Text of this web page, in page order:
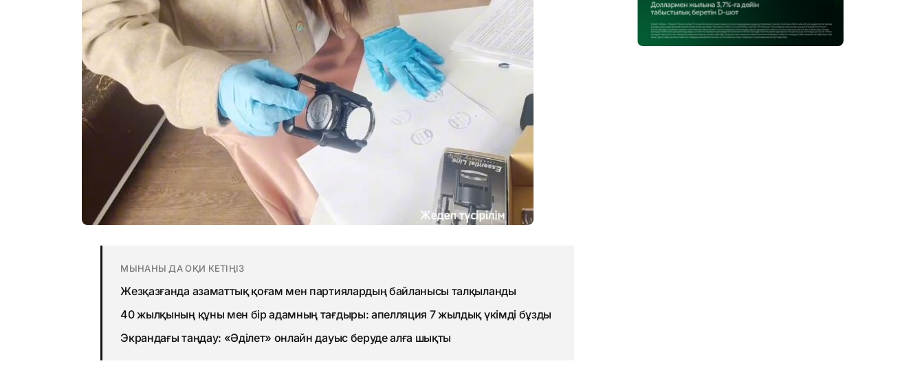
МЫНАНЫ ДА ОҚИ КЕТІҢІЗ
Жезқазғанда азаматтық қоғам мен партиялардың байланысы талқыланды
40 жылқының құны мен бір адамның тағдыры: апелляция 7 жылдық үкімді бұзды
Экрандағы таңдау: «Әділет» онлайн дауыс беруде алға шықты